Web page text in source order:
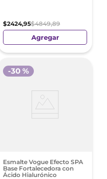
$2424,95$4849,89
Agregar
Esmalte Vogue Efecto SPA
Base Fortalecedora con
Ácido Hialurónico
-30 %